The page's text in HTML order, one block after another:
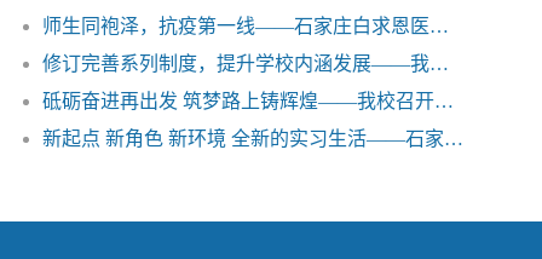
师生同袍泽，抗疫第一线——石家庄白求恩医学中等专业学校师生抗疫纪实
修订完善系列制度，提升学校内涵发展——我校第二届教职工代表大会第一次会议圆满召开
砥砺奋进再出发 筑梦路上铸辉煌——我校召开新学期开学动员大会
新起点 新角色 新环境 全新的实习生活——石家庄白求恩医学院